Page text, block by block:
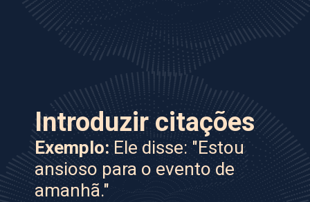
Exemplo: Ele disse: "Estou
ansioso para o evento de
amanhã."
Introduzir citações